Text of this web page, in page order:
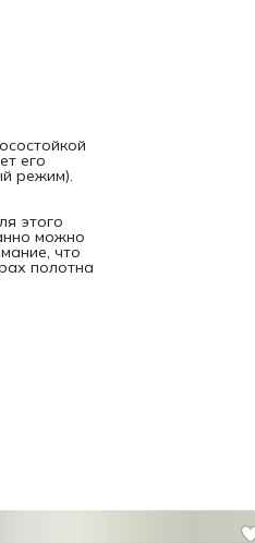
его
режим).
этого
можно
что
полотна